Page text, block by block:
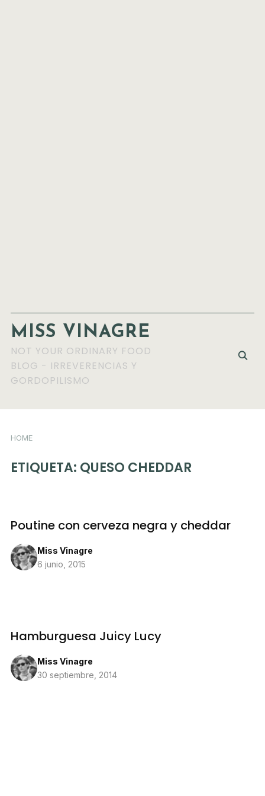
MISS VINAGRE
NOT YOUR ORDINARY FOOD
BLOG - IRREVERENCIAS Y
GORDOPILISMO
HOME
ETIQUETA: QUESO CHEDDAR
Poutine con cerveza negra y cheddar
Miss Vinagre
6 junio, 2015
Hamburguesa Juicy Lucy
Miss Vinagre
30 septiembre, 2014